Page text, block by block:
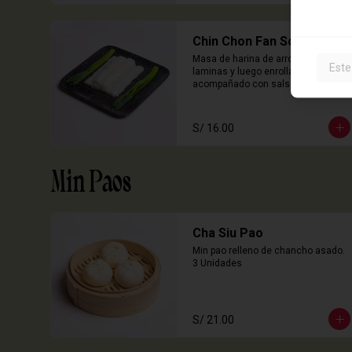
Chin Chon Fan Solo
Masa de harina de arroz cocida en
laminas y luego enrollado,
acompañado con salsa de sillao
con especias chinas de la casa.
S/ 16.00
Min Paos
Cha Siu Pao
Min pao relleno de chancho asado.
3 Unidades
S/ 21.00